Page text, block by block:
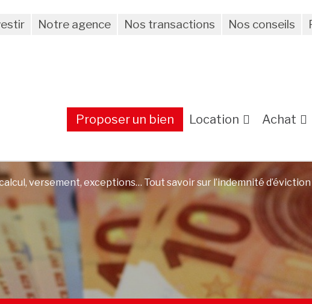
Notre agence Nos transactions Nos conseils
Proposer un bien Location Achat
versement, exceptions… Tout savoir sur l’indemnité d’éviction